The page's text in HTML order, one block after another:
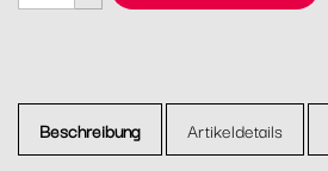
Beschreibung Artikeldetails